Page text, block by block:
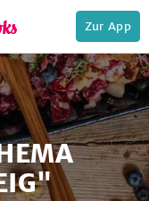
Zur App